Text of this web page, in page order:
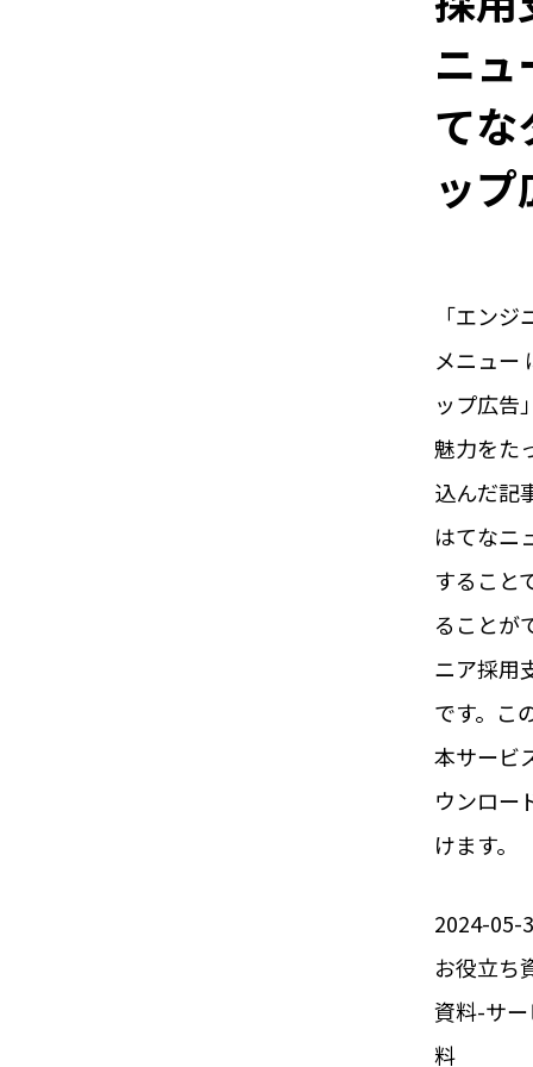
ニ
てな
ッ
「エン
メニュー
ップ広告
魅力をた
込んだ記
はてなニ
すること
ることが
ニア採用
です。こ
本サービ
ウンロー
けます。
2024-05-
お役立ち
資料-サ
料